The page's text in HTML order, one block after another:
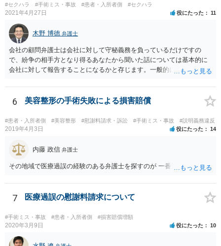
#セクハラ #手術ミス・事故 #患者・入所者側 #セクハラ
2021年4月27日 役にたった 11
木野 博徳 弁護士
会社の顧問弁護士は会社に対して守秘義務を負っているだけですの
で、紛争の相手方となり得るあなたから聞いた話については基本的に
会社に対して報告することになるかと存じます。一般的に弁護士かぎ
ってはあるかもしれませんが、相手方に誤解を与える可能性があり、
利益相反の問題が生じうるのでそういった要請は拒絶する場合が大半
しいという要望を受け容れる弁護士はほとんどいないと思います。 会
社内の部署に相談した場合についても通常は会社内で情報共有が図ら
に相談した上で、事案の見通し等を示してもらい、訴訟するかどうか
合は、通常、会社が隠蔽のため過去の記録を廃棄すること等を防ぐた
とも一般論としては会社が隠蔽工作を行う可能性があるため、慎重な
6 美容整形の手術失敗による損害賠償
#患者・入所者側 #美容整形 #慰謝料請求・訴訟 #手術ミス・事故 #説明義務違反
2019年4月3日 役にたった 14
内藤 政信 弁護士
その地域で医療過誤の経験のある弁護士を探すのが 一番近道だね。
7 医療過誤の慰謝料請求について
#手術ミス・事故 #患者・入所者側 #損害賠償増額
2020年3月9日 役にたった 10